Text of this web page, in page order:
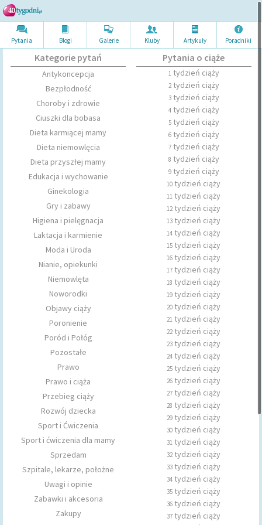
Pytania Blogi Galerie Kluby Artykuły Poradniki
Kategorie pytań
Antykoncepcja
Bezpłodność
Choroby i zdrowie
Ciuszki dla bobasa
Dieta karmiącej mamy
Dieta niemowlęcia
Dieta przyszłej mamy
Edukacja i wychowanie
Ginekologia
Gry i zabawy
Higiena i pielęgnacja
Laktacja i karmienie
Moda i Uroda
Nianie, opiekunki
Niemowlęta
Noworodki
Objawy ciąży
Poronienie
Poród i Połóg
Pozostałe
Prawo
Prawo i ciąża
Przebieg ciąży
Rozwój dziecka
Sport i Ćwiczenia
Sport i ćwiczenia dla mamy
Sprzedam
Szpitale, lekarze, położne
Uwagi i opinie
Zabawki i akcesoria
Zakupy
Pytania o ciąże
1tydzień ciąży
2tydzień ciąży
3tydzień ciąży
4tydzień ciąży
5tydzień ciąży
6tydzień ciąży
7tydzień ciąży
8 tydzień ciąży
9tydzień ciąży
10 tydzień ciąży
11 tydzień ciąży
12tydzień ciąży
13 tydzień ciąży
14 tydzień ciąży
15 tydzień ciąży
16 tydzień ciąży
17 tydzień ciąży
18 tydzień ciąży
19 tydzień ciąży
20 tydzień ciąży
21 tydzień ciąży
22tydzień ciąży
23 tydzień ciąży
24 tydzień ciąży
25 tydzień ciąży
26 tydzień ciąży
27 tydzień ciąży
28 tydzień ciąży
29 tydzień ciąży
30 tydzień ciąży
31 tydzień ciąży
32tydzień ciąży
33 tydzień ciąży
34 tydzień ciąży
35 tydzień ciąży
36 tydzień ciąży
37 tydzień ciąży